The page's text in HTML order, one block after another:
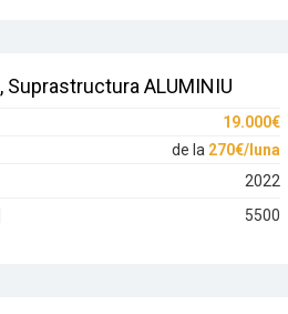
, Suprastructura ALUMINIU
19.000€
de la 270€/luna
2022
5500